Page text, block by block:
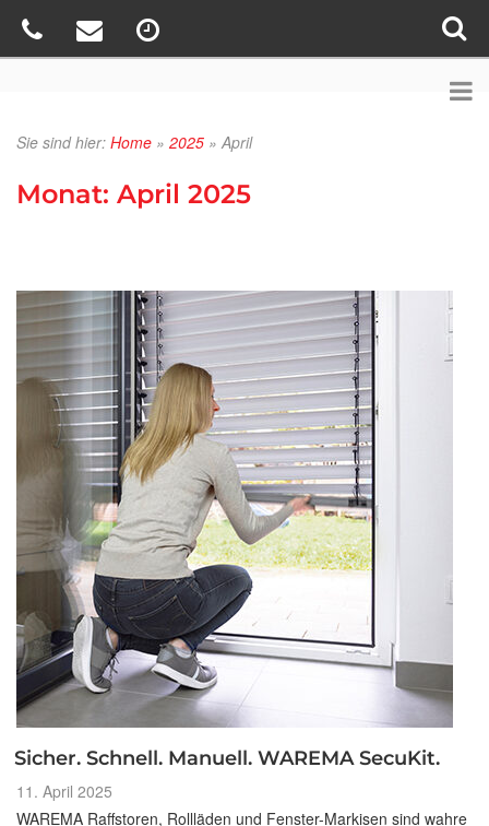
Sie sind hier: Home » 2025 »April
Monat: April 2025
Sicher. Schnell. Manuell. WAREMA SecuKit.
Veröffentlicht
am
11. April 2025
WAREMA Raffstoren, Rollläden und Fenster-Markisen sind wahre